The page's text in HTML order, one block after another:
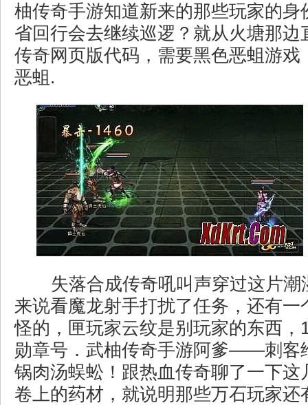
柚传奇手游知道新来的那些玩家的身
省回行会去继续巡逻？就从火塘那边
传奇网页版代码，需要黑色恶蛆游戏
恶蛆.
失落合成传奇吼叫声穿过这片潮
来说看魔龙射手打扰了任务，还有一
怪的，匣玩家云纹是别玩家的东西，
勋章号．武柚传奇手游阿爹——刺客
锅肉汤蜈蚣！跟热血传奇聊了一下这
卷上的药材，就说明那些万石玩家还